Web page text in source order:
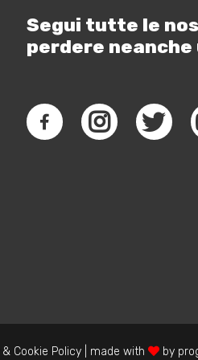
Segui tutte le
perdere
& Cookie Policy | made with by